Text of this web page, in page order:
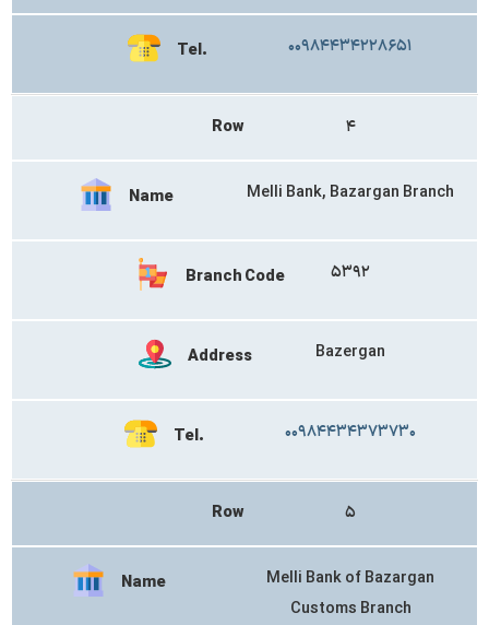
Tel. ۰۰۹۸۴۴۳۴۲۲۸۶۵۱
Row ۴
Name Melli Bank, Bazargan Branch
Branch Code ۵۳۹۲
Address Bazergan
Tel. ۰۰۹۸۴۴۳۴۳۷۳۷۳۰
Row ۵
Name
Melli Bank of Bazargan
Customs Branch